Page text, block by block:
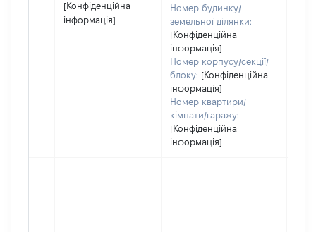
[Конфіденційна
інформація]
Номер будинку/
земельної ділянки:
[Конфіденційна
інформація]
Номер корпусу/секції/
блоку: [Конфіденційна
інформація]
Номер квартири/
кімнати/гаражу:
[Конфіденційна
інформація]